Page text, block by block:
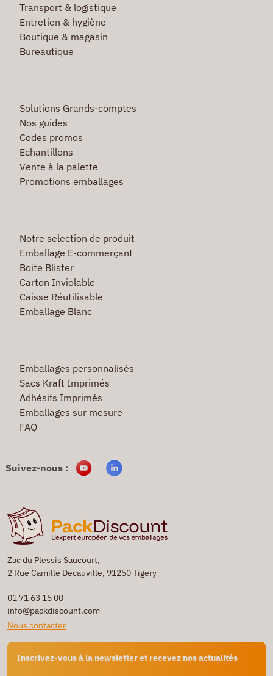
Zac du Plessis Saucourt,
2 Rue Camille Decauville, 91250 Tigery
01 71 63 15 00
info@packdiscount.com
Nous contacter
Inscrivez-vous à la newsletter et recevez nos actualités
Transport & logistique
Entretien & hygiène
Boutique & magasin
Bureautique
Solutions Grands-comptes
Nos guides
Codes promos
Echantillons
Vente à la palette
Promotions emballages
Notre selection de produit
Emballage E-commerçant
Boite Blister
Carton Inviolable
Caisse Réutilisable
Emballage Blanc
Emballages personnalisés
Sacs Kraft Imprimés
Adhésifs Imprimés
Emballages sur mesure
FAQ
Suivez-nous :